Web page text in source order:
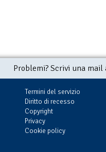
Problemi? Scrivi una
Termini del servizio
Diritto di recesso
Copyright
Privacy
Cookie policy